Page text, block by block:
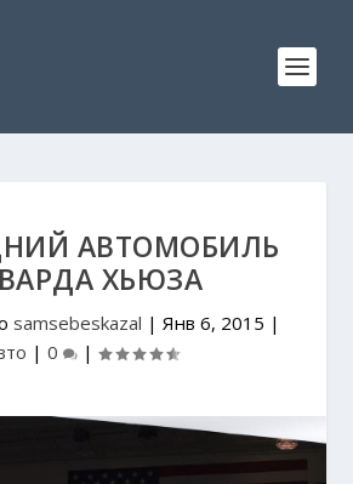
АВТОМОБИЛЬ
ХЬЮЗА
samsebeskazal | Янв 6, 2015 |
| 0 |